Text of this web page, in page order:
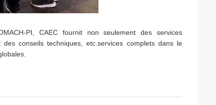
PI, CAEC fournit non seulement des services
conseils techniques, etc.services complets dans le